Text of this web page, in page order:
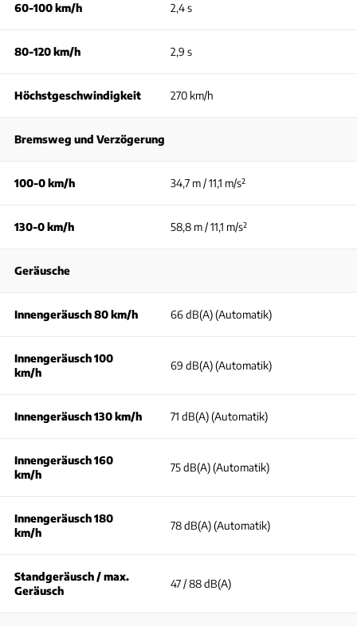
60-100 km/h 2,4 s
80-120 km/h 2,9 s
Höchstgeschwindigkeit 270 km/h
Bremsweg und Verzögerung
100-0 km/h 34,7 m / 11,1 m/s²
130-0 km/h 58,8 m / 11,1 m/s²
Geräusche
Innengeräusch 80 km/h 66 dB(A) (Automatik)
Innengeräusch 100
km/h
69 dB(A) (Automatik)
Innengeräusch 130 km/h 71 dB(A) (Automatik)
Innengeräusch 160
km/h
75 dB(A) (Automatik)
Innengeräusch 180
km/h
78 dB(A) (Automatik)
Standgeräusch / max.
Geräusch
47 / 88 dB(A)